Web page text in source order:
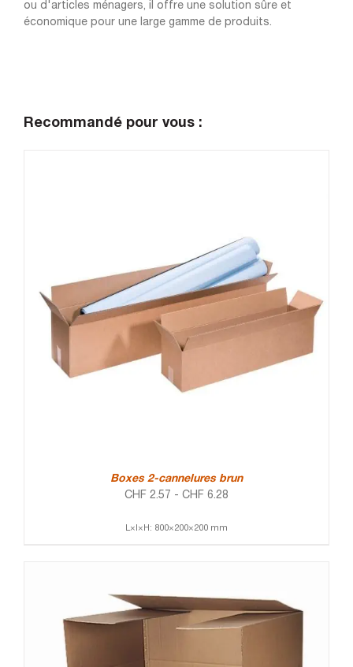
ou d'articles ménagers, il offre une solution sûre et
économique pour une large gamme de produits.
Recommandé pour vous :
Boxes 2-cannelures brun
CHF 2.57 - CHF 6.28
L×l×H: 800×200×200 mm